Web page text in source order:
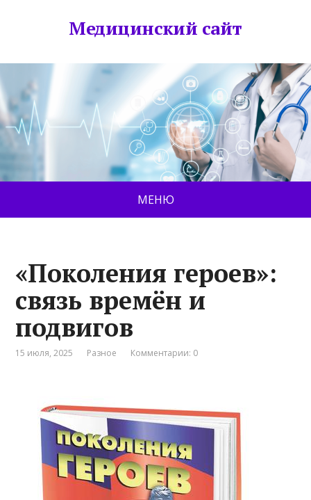
Медицинский сайт
МЕНЮ
«Поколения героев»:
связь времён и
подвигов
15 июля, 2025 Разное Комментарии: 0